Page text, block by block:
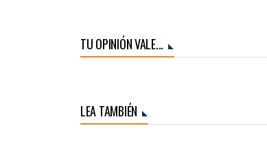
TU OPINIÓN VALE...
LEA TAMBIÉN